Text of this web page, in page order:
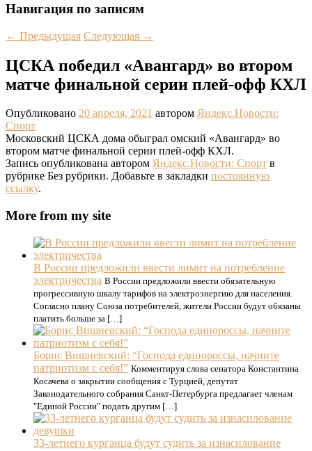
Навигация по записям
← Предыдущая Следующая →
ЦСКА победил «Авангард» во втором
матче финальной серии плей-офф КХЛ
Опубликовано 20 апреля, 2021 автором Яндекс.Новости:
Спорт
Московский ЦСКА дома обыграл омский «Авангард» во
втором матче финальной серии плей-офф КХЛ.
Запись опубликована автором Яндекс.Новости: Спорт в
рубрике Без рубрики. Добавьте в закладки постоянную
ссылку.
More from my site
В России предложили ввести лимит на потребление
электричества В России предложили ввести обязательную
прогрессивную шкалу тарифов на электроэнергию для населения.
Согласно плану Союза потребителей, жители России будут обязаны
платить больше за […]
Борис Вишневский: “Господа единороссы, начните
патриотизм с себя!” Комментируя слова сенатора Константина
Косачева о закрытии сообщения с Турцией, депутат
Законодательного собрания Санкт-Петербурга предлагает членам
"Единой России" подать другим […]
33-летнего курганца будут судить за изнасилование